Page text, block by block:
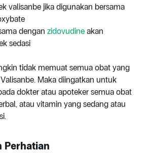
valisanbe jika digunakan bersama
dengan zidovudine akan
sedasi
tidak memuat semua obat yang
Maka diingatkan untuk
dokter atau apoteker semua obat
atau vitamin yang sedang atau
Perhatian